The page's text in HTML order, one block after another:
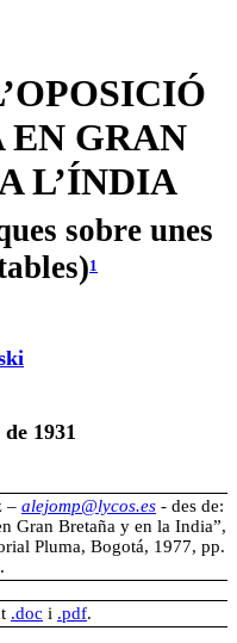
EN GRAN
L’ÍNDIA
sobre unes
1
1931
– alejomp@lycos.es - des de:
Gran Bretaña y en la India”,
Pluma, Bogotá, 1977, pp.
.doc i .pdf.